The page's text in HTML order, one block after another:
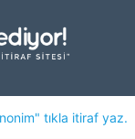
tıkla itiraf yaz.